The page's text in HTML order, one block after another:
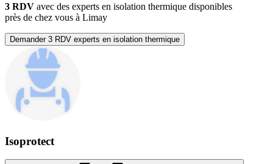
3 RDV avec des experts en isolation thermique disponibles
près de chez vous à Limay
Demander 3 RDV experts en isolation thermique
Isoprotect